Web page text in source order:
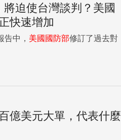
迫使台灣談判？美國
快速增加
中， 美國國防部修訂了過去對
億美元大單，代表什麼